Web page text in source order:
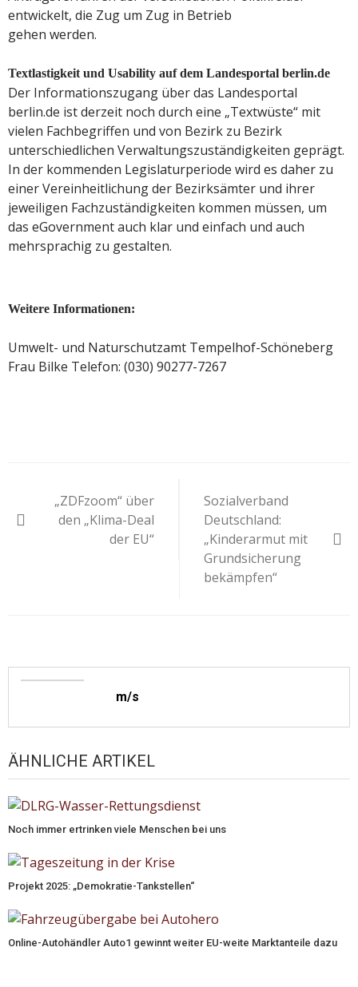
entwickelt, die Zug um Zug in Betrieb
gehen werden.
Textlastigkeit und Usability auf dem Landesportal berlin.de
Der Informationszugang über das Landesportal
berlin.de ist derzeit noch durch eine „Textwüste“ mit
vielen Fachbegriffen und von Bezirk zu Bezirk
unterschiedlichen Verwaltungszuständigkeiten geprägt.
In der kommenden Legislaturperiode wird es daher zu
einer Vereinheitlichung der Bezirksämter und ihrer
jeweiligen Fachzuständigkeiten kommen müssen, um
das eGovernment auch klar und einfach und auch
mehrsprachig zu gestalten.
Weitere Informationen:
Umwelt- und Naturschutzamt Tempelhof-Schöneberg
Frau Bilke Telefon: (030) 90277-7267
„ZDFzoom“ über
den „Klima-Deal
der EU“
Sozialverband
Deutschland:
„Kinderarmut mit
Grundsicherung
bekämpfen“
m/s
ÄHNLICHE ARTIKEL
Noch immer ertrinken viele Menschen bei uns
Projekt 2025: „Demokratie-Tankstellen“
Online-Autohändler Auto1 gewinnt weiter EU-weite Marktanteile dazu